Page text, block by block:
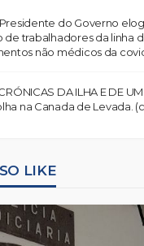
Presidente do Governo
de trabalhadores da linha
não médicos da
DA ILHA E DE UM
na Canada de Levada.
LIKE